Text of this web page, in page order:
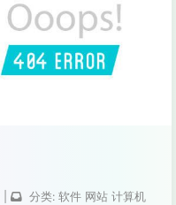
分类: 软件 网站 计算机